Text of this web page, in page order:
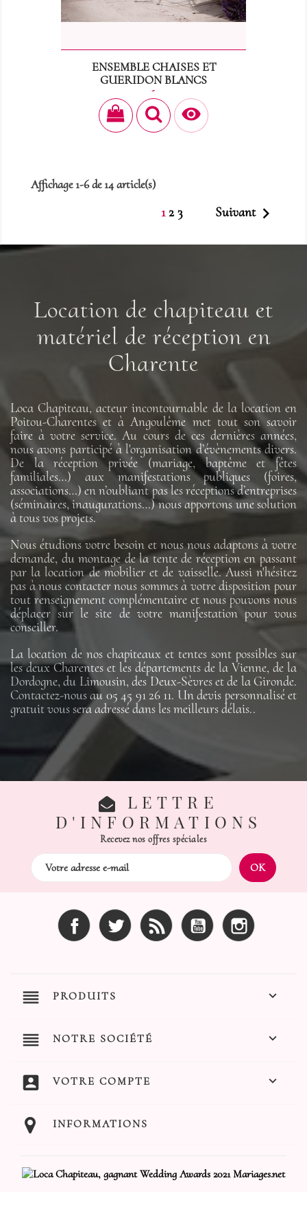
ENSEMBLE CHAISES ET
GUERIDON BLANCS
Prix
15,60 €

Affichage 1-6 de 14 article(s)
123 Suivant
Location de chapiteau et
matériel de réception en
Charente
Loca Chapiteau, acteur incontournable de la location en
Poitou-Charentes et à Angoulême met tout son savoir
faire à votre service. Au cours de ces dernières années,
nous avons participé à l'organisation d’évènements divers.
De la réception privée (mariage, baptême et fêtes
familiales…) aux manifestations publiques (foires,
associations…) en n’oubliant pas les réceptions d’entreprises
(séminaires, inaugurations…) nous apportons une solution
à tous vos projets.
Nous étudions votre besoin et nous nous adaptons à votre
demande, du montage de la tente de réception en passant
par la location de mobilier et de vaisselle. Aussi n'hésitez
pas à nous contacter nous sommes à votre disposition pour
tout renseignement complémentaire et nous pouvons nous
déplacer sur le site de votre manifestation pour vous
conseiller.
La location de nos chapiteaux et tentes sont possibles sur
les deux Charentes et les départements de la Vienne, de la
Dordogne, du Limousin, des Deux-Sèvres et de la Gironde.
Contactez-nous au 05 45 91 26 11. Un devis personnalisé et
gratuit vous sera adressé dans les meilleurs délais..
LETTRE
D'INFORMATIONS
Recevez nos offres spéciales
Facebook Twitter Rss YouTube
reorder PRODUITS 
reorder NOTRE SOCIÉTÉ 
account_box VOTRE COMPTE 
INFORMATIONS